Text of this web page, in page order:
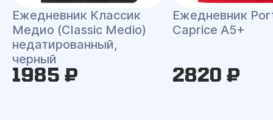
Ежедневник Классик
Медио (Classic Medio)
недатированный,
черный
1985 ₽
Ежедневник
Caprice A5+
2820 ₽